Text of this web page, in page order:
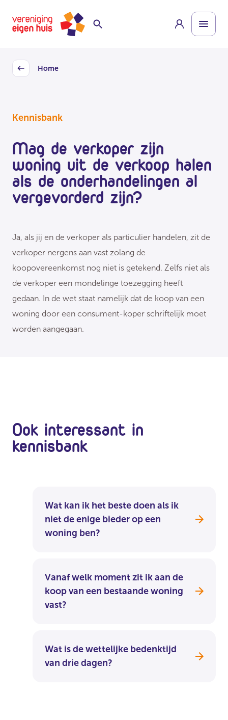
naar
hoofdinhoud
Homepage
Back
Home
Kennisbank
Mag de verkoper zijn
woning uit de verkoop halen
als de onderhandelingen al
vergevorderd zijn?
Ja, als jij en de verkoper als particulier handelen, zit de
verkoper nergens aan vast zolang de
koopovereenkomst nog niet is getekend. Zelfs niet als
de verkoper een mondelinge toezegging heeft
gedaan. In de wet staat namelijk dat de koop van een
woning door een consument-koper schriftelijk moet
worden aangegaan.
Ook interessant in
kennisbank
Wat kan ik het beste doen als ik
niet de enige bieder op een
woning ben?
Vanaf welk moment zit ik aan de
koop van een bestaande woning
vast?
Wat is de wettelijke bedenktijd
van drie dagen?